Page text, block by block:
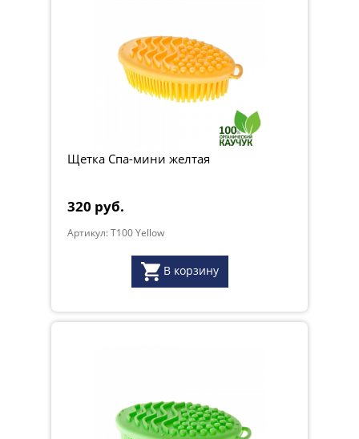
Щетка Спа-мини желтая
320 руб.
Артикул: T100 Yellow
В корзину